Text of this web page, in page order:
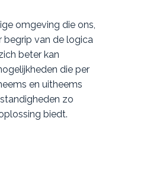
omgeving die ons,
begrip van de logica
beter kan
die per
en uitheems
zo
biedt.